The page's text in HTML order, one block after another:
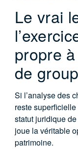
Le vrai
propre
de
Si l’analyse des
reste superficielle
statut juridique de
joue la véritable
patrimoine.